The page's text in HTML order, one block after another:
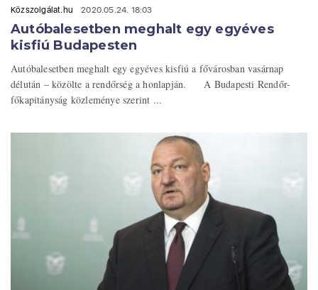
Közszolgálat.hu 2020.05.24. 18:03
Autóbalesetben meghalt egy egyéves
kisfiú Budapesten
Autóbalesetben meghalt egy egyéves kisfiú a fővárosban vasárnap
délután – közölte a rendőrség a honlapján. A Budapesti Rendőr-
főkapitányság közleménye szerint ...